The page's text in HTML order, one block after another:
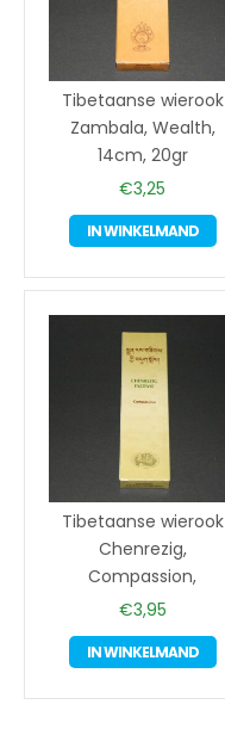
Tibetaanse wierook
Zambala, Wealth,
14cm, 20gr
€3,25
IN WINKELMAND
Tibetaanse wierook
Chenrezig,
Compassion,
€3,95
IN WINKELMAND